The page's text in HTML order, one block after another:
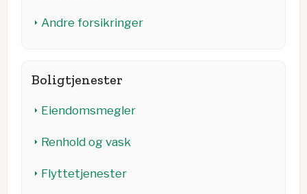
Andre forsikringer
Boligtjenester
Eiendomsmegler
Renhold og vask
Flyttetjenester